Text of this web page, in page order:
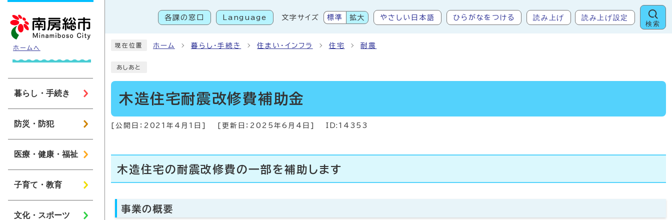
各課の窓口 Language 文字サイズ 標準 拡大 やさしい日本語 ひらがなをつける 読み上げ 読み上げ設定
検索
ホームへ
暮らし・手続き
防災・防犯
医療・健康・福祉
子育て・教育
文化・スポーツ
現在位置 ホーム 暮らし・手続き 住まい・インフラ 住宅 耐震
あしあと
木造住宅耐震改修費補助金
[公開日： 2021年4月1日 [更新日： 2025年6月4日 ID:14353
木造住宅の耐震改修費の一部を補助します
事業の概要